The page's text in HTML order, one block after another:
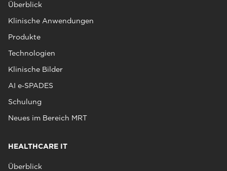
Überblick
Klinische Anwendungen
Produkte
Technologien
Klinische Bilder
AI e‑SPADES
Schulung
Neues im Bereich MRT
HEALTHCARE IT
Überblick